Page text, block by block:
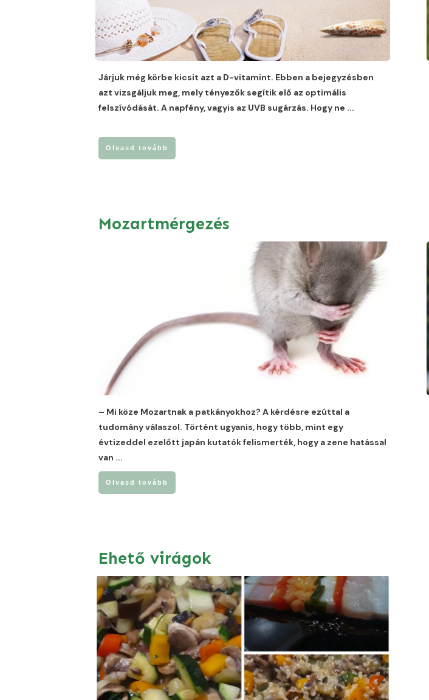
Járjuk még körbe kicsit azt a D-vitamint. Ebben a bejegyzésben
azt vizsgáljuk meg, mely tényezők segítik elő az optimális
felszívódását. A napfény, vagyis az UVB sugárzás. Hogy ne ...
Olvasd tovább
Mozartmérgezés
– Mi köze Mozartnak a patkányokhoz? A kérdésre ezúttal a
tudomány válaszol. Történt ugyanis, hogy több, mint egy
évtizeddel ezelőtt japán kutatók felismerték, hogy a zene hatással
van ...
Olvasd tovább
Ehető virágok